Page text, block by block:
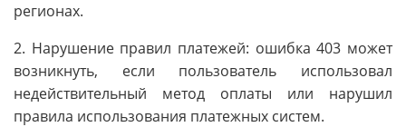
регионах.
2. Нарушение правил платежей: ошибка 403 может
возникнуть, если пользователь использовал
недействительный метод оплаты или нарушил
правила использования платежных систем.